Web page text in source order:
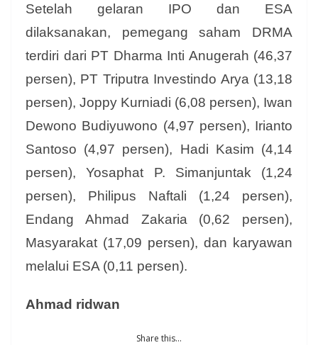
Setelah gelaran IPO dan ESA
dilaksanakan, pemegang saham DRMA
terdiri dari PT Dharma Inti Anugerah (46,37
persen), PT Triputra Investindo Arya (13,18
persen), Joppy Kurniadi (6,08 persen), Iwan
Dewono Budiyuwono (4,97 persen), Irianto
Santoso (4,97 persen), Hadi Kasim (4,14
persen), Yosaphat P. Simanjuntak (1,24
persen), Philipus Naftali (1,24 persen),
Endang Ahmad Zakaria (0,62 persen),
Masyarakat (17,09 persen), dan karyawan
melalui ESA (0,11 persen).
Ahmad ridwan
Share this...